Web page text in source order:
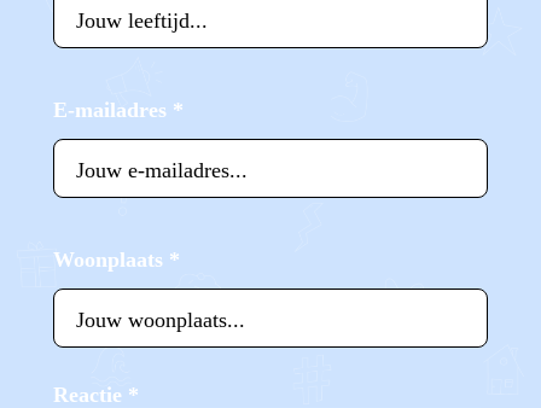
E-mailadres *
Woonplaats *
Reactie *